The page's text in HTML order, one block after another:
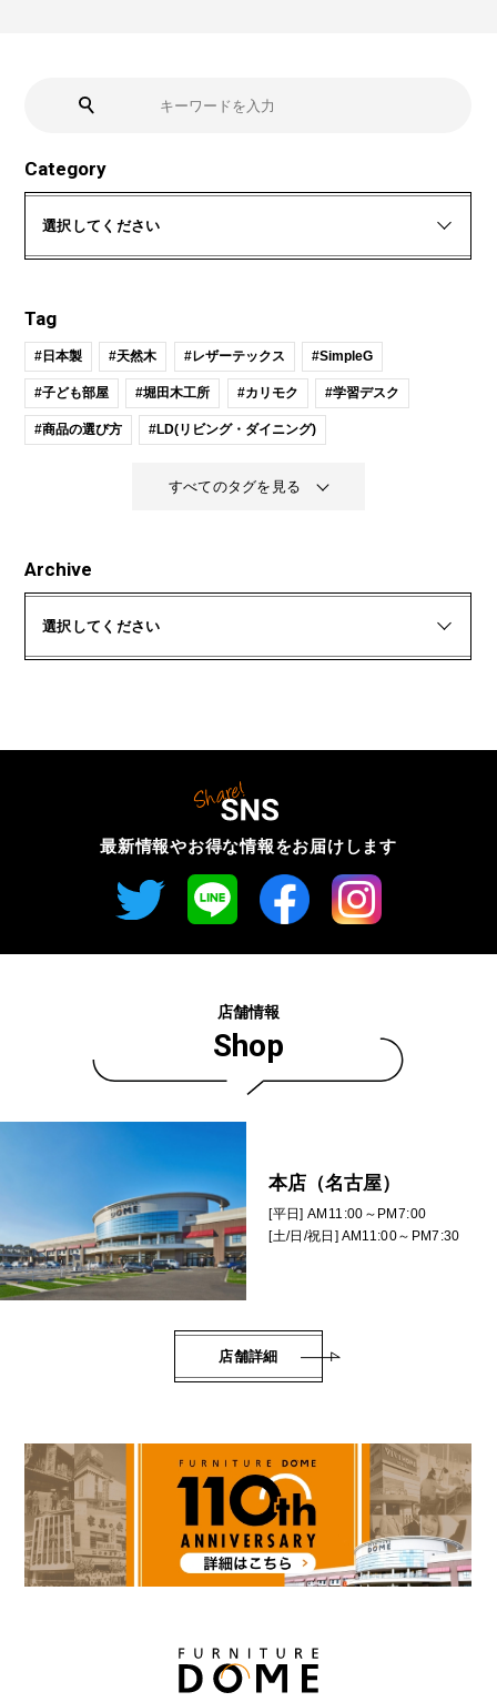
Category
選択してください
Tag
#日本製 #天然木 #レザーテックス #SimpleG
#子ども部屋 #堀田木工所 #カリモク #学習デスク
#商品の選び方 #LD(リビング・ダイニング)
すべてのタグを見る
Archive
選択してください
店舗情報
Shop
本店（名古屋）
[平日] AM11:00～PM7:00
[土/日/祝日] AM11:00～PM7:30
店舗詳細
最新情報やお得な情報をお届けします